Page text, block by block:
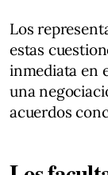
Los
estas
inmediata en
una
acuerdos